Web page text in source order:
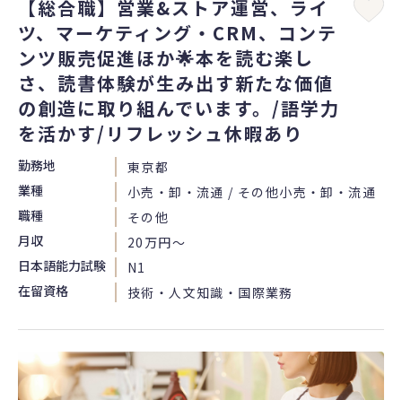
【総合職】営業&ストア運営、ライ
ツ、マーケティング・CRM、コンテ
ンツ販売促進ほか🌟本を読む楽し
さ、読書体験が生み出す新たな価値
の創造に取り組んでいます。/語学力
を活かす/リフレッシュ休暇あり
勤務地
東京都
業種
小売・卸・流通 / その他小売・卸・流通
職種
その他
月収
20万円〜
日本語能力試験
N1
在留資格
技術・人文知識・国際業務